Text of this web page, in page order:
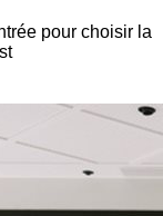
pour choisir la